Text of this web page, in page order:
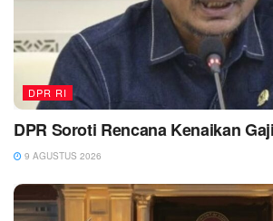
DPR RI
DPR Soroti Rencana Kenaikan
9 AGUSTUS 2026